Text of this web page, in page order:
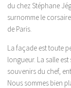
du chez Stéphane
surnomme le
de Paris.
La façade est toute
longueur. La salle
souvenirs du chef,
Nous sommes bien